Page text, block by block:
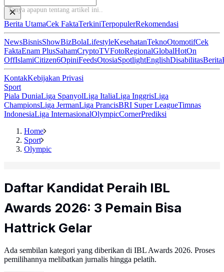
Tanya apapun ten
Berita UtamaCek FaktaTerkiniTerpopulerRekomendasi
NewsBisnisShowBizBolaLifestyleKesehatanTeknoOtomotifCek
FaktaEnam PlusSahamCryptoTVFotoRegionalGlobalHotOn
OffIslamiCitizen6OpiniFeedsOtosiaSpotlightEnglishDisabilitasBerita
KontakKebijakan Privasi
Sport
Piala DuniaLiga SpanyolLiga ItaliaLiga InggrisLiga
ChampionsLiga JermanLiga PrancisBRI Super LeagueTimnas
IndonesiaLiga InternasionalOlympicCornerPrediksi
Home
Sport
Olympic
Daftar Kandidat Peraih IBL
Awards 2026: 3 Pemain Bisa
Hattrick Gelar
Ada sembilan kategori yang diberikan di IBL Awards 2026. Proses
pemilihannya melibatkan jurnalis hingga pelatih.